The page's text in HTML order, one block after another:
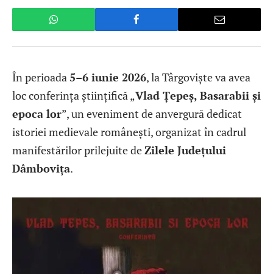
În perioada5–6 iunie 2026, la Târgoviște va avea
loc conferința științifică „Vlad Țepeș, Basarabii și
epoca lor”, un eveniment de anvergură dedicat
istoriei medievale românești, organizat în cadrul
manifestărilor prilejuite deZilele Județului
Dâmbovița.